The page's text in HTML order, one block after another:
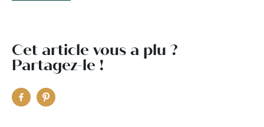
Cet article vous a plu ?
Partagez-le !